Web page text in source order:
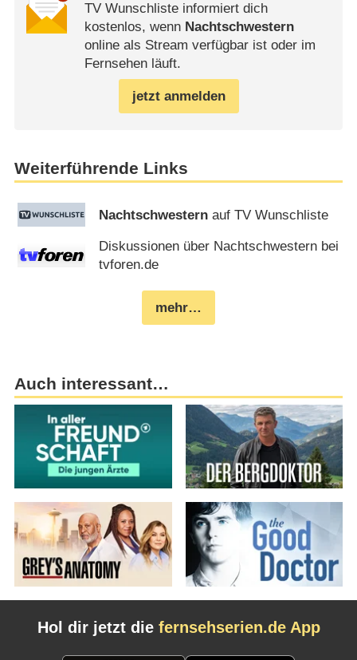
TV Wunschliste informiert dich
kostenlos, wenn Nachtschwestern
online als Stream verfügbar ist oder im
Fernsehen läuft.
jetzt anmelden
Weiterführende Links
Nachtschwestern auf TV Wunschliste
Diskussionen über Nachtschwestern bei
tvforen.de
mehr…
Auch interessant…
Hol dir jetzt die fernsehserien.de App